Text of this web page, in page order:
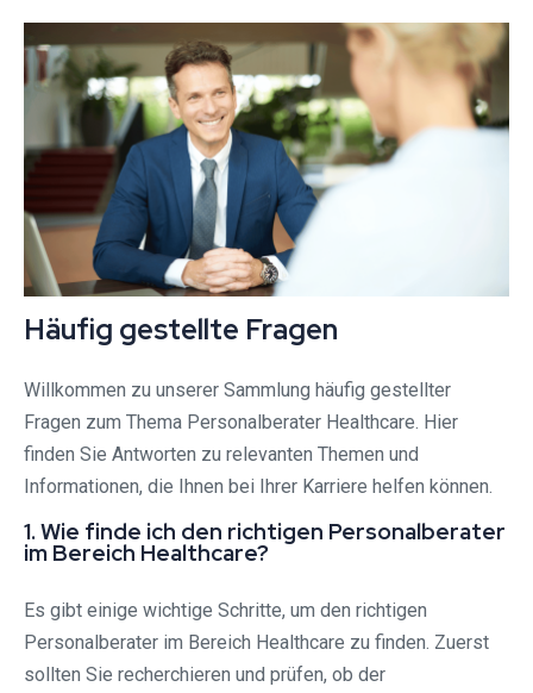
Häufig gestellte Fragen
Willkommen zu unserer Sammlung häufig gestellter
Fragen zum Thema Personalberater Healthcare. Hier
finden Sie Antworten zu relevanten Themen und
Informationen, die Ihnen bei Ihrer Karriere helfen können.
1. Wie finde ich den richtigen Personalberater
im Bereich Healthcare?
Es gibt einige wichtige Schritte, um den richtigen
Personalberater im Bereich Healthcare zu finden. Zuerst
sollten Sie recherchieren und prüfen, ob der